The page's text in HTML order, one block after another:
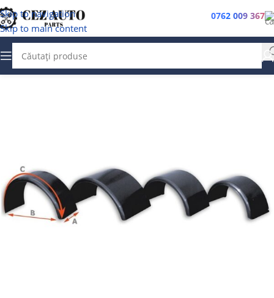
Skip to navigation
Skip to main content
0762 009 367